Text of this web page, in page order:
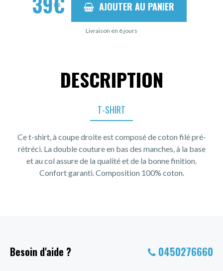
AJOUTER AU PANIER
Livraison en 6 jours
DESCRIPTION
T-SHIRT
Ce t-shirt, à coupe droite est composé de coton filé pré-
rétréci. La double couture en bas des manches, à la base
et au col assure de la qualité et de la bonne finition.
Confort garanti. Composition 100% coton.
Besoin d'aide ? 0450276660